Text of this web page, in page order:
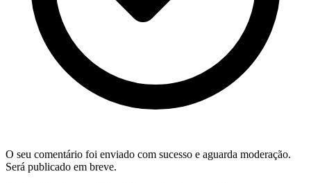
O seu comentário foi enviado com sucesso e aguarda moderação.
Será publicado em breve.